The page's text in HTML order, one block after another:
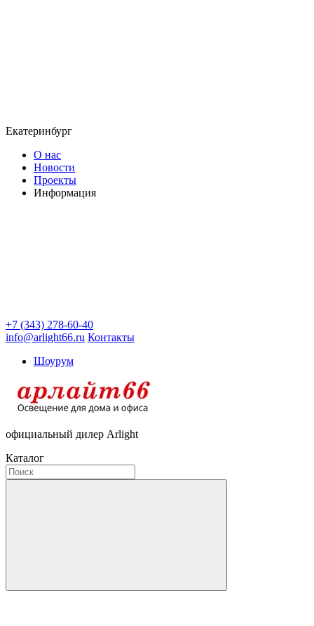
Екатеринбург
О нас
Новости
Проекты
Информация
+7 (343) 278-60-40
info@arlight66.ru Контакты
Шоурум
официальный дилер Arlight
Каталог